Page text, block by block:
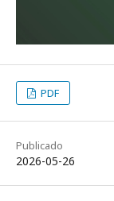
PDF
Publicado
2026-05-26